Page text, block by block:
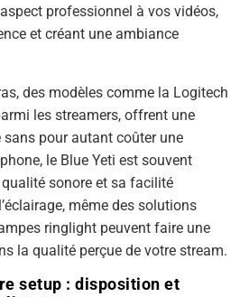
professionnel à vos vidéos,
et créant une ambiance
des modèles comme la Logitech
les streamers, offrent une
pour autant coûter une
le Blue Yeti est souvent
sonore et sa facilité
même des solutions
ringlight peuvent faire une
la qualité perçue de votre stream.
setup : disposition et